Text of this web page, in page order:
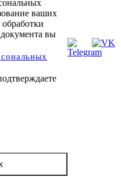
ваших
вы